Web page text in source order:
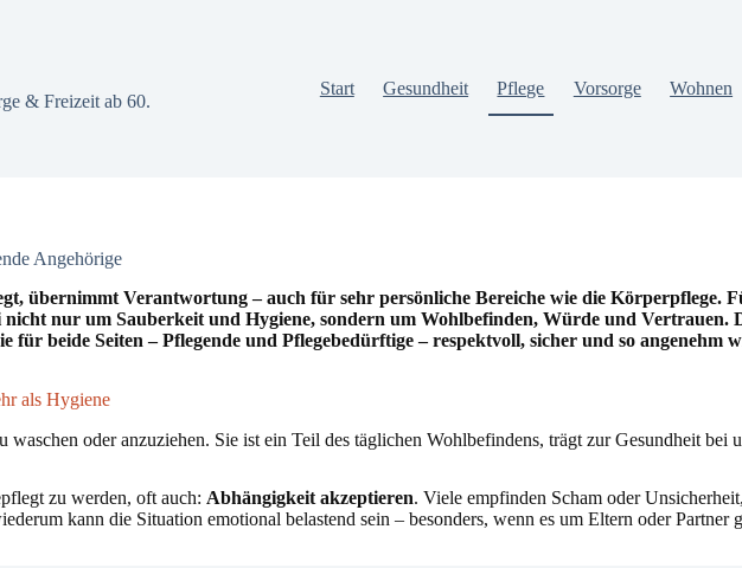
& Freizeit ab 60.
Start Gesundheit Pflege Vorsorge Wohnen
Angehörige
übernimmt Verantwortung – auch für sehr persönliche Bereiche wie die Körperpflege.
nur um Sauberkeit und Hygiene, sondern um Wohlbefinden, Würde und Vertrauen.
für beide Seiten – Pflegende und Pflegebedürftige – respektvoll, sicher und so angenehm
als Hygiene
waschen oder anzuziehen. Sie ist ein Teil des täglichen Wohlbefindens, trägt zur Gesundheit
zu werden, oft auch: Abhängigkeit akzeptieren. Viele empfinden Scham oder
kann die Situation emotional belastend sein – besonders, wenn es um Eltern oder Partner